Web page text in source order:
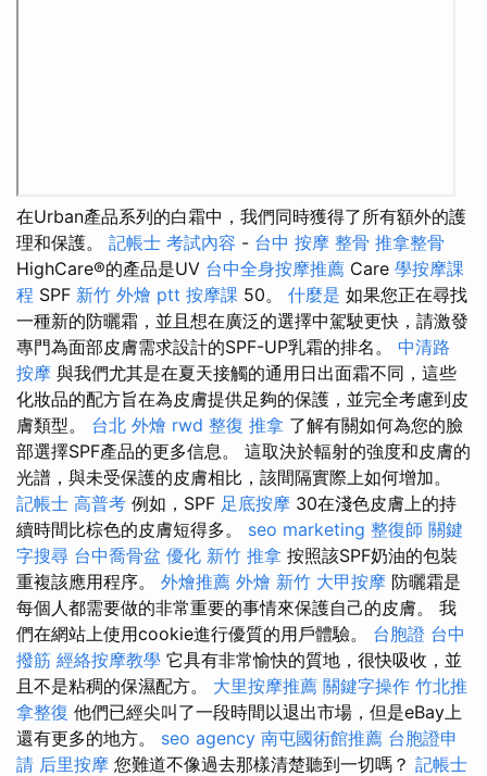
在Urban產品系列的白霜中，我們同時獲得了所有額外的護
理和保護。 記帳士 考試內容 - 台中 按摩 整骨 推拿整骨
HighCare®的產品是UV 台中全身按摩推薦 Care 學按摩課
程 SPF 新竹 外燴 ptt 按摩課 50。 什麼是 如果您正在尋找
一種新的防曬霜，並且想在廣泛的選擇中駕駛更快，請激發
專門為面部皮膚需求設計的SPF-UP乳霜的排名。 中清路
按摩 與我們尤其是在夏天接觸的通用日出面霜不同，這些
化妝品的配方旨在為皮膚提供足夠的保護，並完全考慮到皮
膚類型。 台北 外燴 rwd 整復 推拿 了解有關如何為您的臉
部選擇SPF產品的更多信息。 這取決於輻射的強度和皮膚的
光譜，與未受保護的皮膚相比，該間隔實際上如何增加。
記帳士 高普考 例如，SPF 足底按摩 30在淺色皮膚上的持
續時間比棕色的皮膚短得多。 seo marketing 整復師 關鍵
字搜尋 台中喬骨盆 優化 新竹 推拿 按照該SPF奶油的包裝
重複該應用程序。 外燴推薦 外燴 新竹 大甲按摩 防曬霜是
每個人都需要做的非常重要的事情來保護自己的皮膚。 我
們在網站上使用cookie進行優質的用戶體驗。 台胞證 台中
撥筋 經絡按摩教學 它具有非常愉快的質地，很快吸收，並
且不是粘稠的保濕配方。 大里按摩推薦 關鍵字操作 竹北推
拿整復 他們已經尖叫了一段時間以退出市場，但是eBay上
還有更多的地方。 seo agency 南屯國術館推薦 台胞證申
請 后里按摩 您難道不像過去那樣清楚聽到一切嗎？ 記帳士